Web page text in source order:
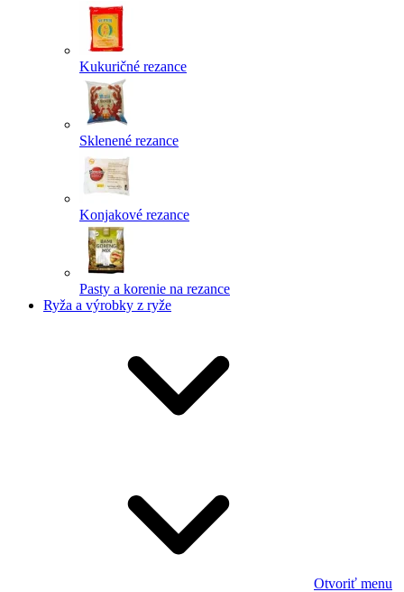
Kukuričné rezance
Sklenené rezance
Konjakové rezance
Pasty a korenie na rezance
Ryža a výrobky z ryže
Otvoriť menu